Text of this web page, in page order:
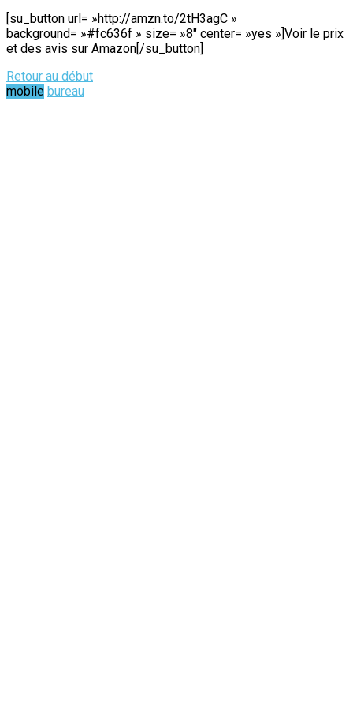
[su_button url= »http://amzn.to/2tH3agC »
background= »#fc636f » size= »8″ center= »yes »]Voir le prix
et des avis sur Amazon[/su_button]
Retour au début
mobile bureau